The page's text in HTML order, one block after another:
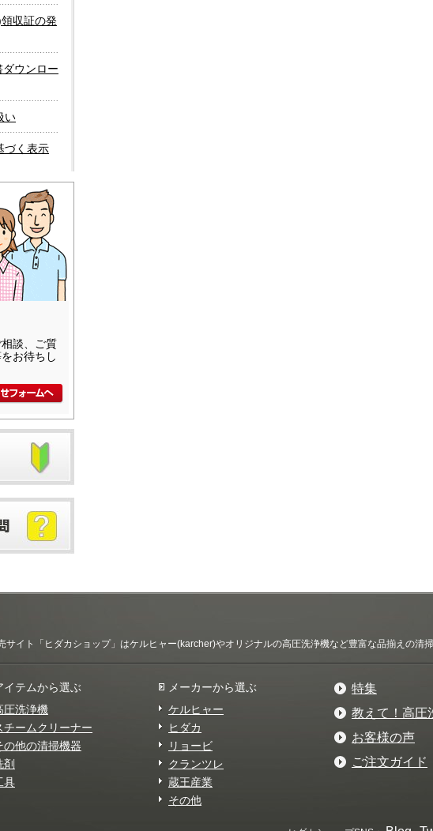
収証の発
ダウンロー
い
づく表示
談、ご質
お待ちし
サイト「ヒダカショップ」はケルヒャー(karcher)やオリジナルの高圧洗浄機など豊富な品揃えの清
イテムから選ぶ
圧洗浄機
チームクリーナー
の他の清掃機器
剤
具
メーカーから選ぶ
ケルヒャー
ヒダカ
リョービ
クランツレ
蔵王産業
その他
特集
教えて！高圧
お客様の声
ご注文ガイド